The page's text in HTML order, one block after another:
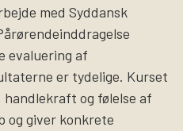
med Syddansk
evaluering af
er tydelige. Kurset
og følelse af
og giver konkrete